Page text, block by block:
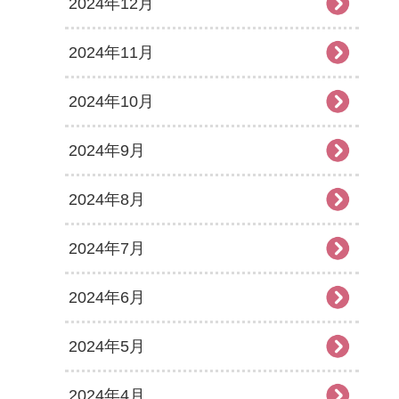
2024年12月
2024年11月
2024年10月
2024年9月
2024年8月
2024年7月
2024年6月
2024年5月